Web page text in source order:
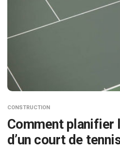
CONSTRUCTION
Comment planifier
d’un court de